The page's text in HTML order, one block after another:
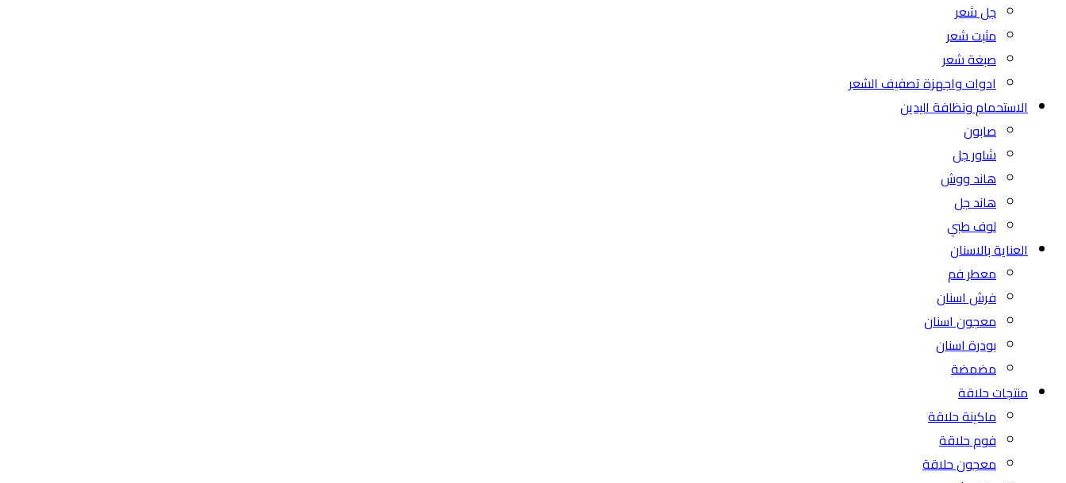
جل شعر
مثبت شعر
صبغة شعر
ادوات واجهزة تصفيف الشعر
الاستحمام ونظافة اليدين
صابون
شاور جل
هاند ووش
هاند جل
لوف طبي
العناية بالاسنان
معطر فم
فرش اسنان
معجون اسنان
بودرة اسنان
مضمضة
منتجات حلاقة
ماكينة حلاقة
فوم حلاقة
معجون حلاقة